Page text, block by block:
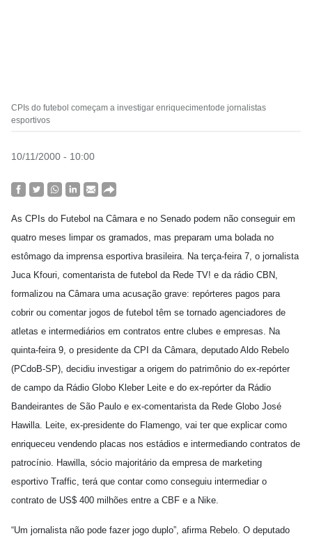
CPIs do futebol começam a investigar enriquecimentode jornalistas
esportivos
10/11/2000 - 10:00
As CPIs do Futebol na Câmara e no Senado podem não conseguir em
quatro meses limpar os gramados, mas preparam uma bolada no
estômago da imprensa esportiva brasileira. Na terça-feira 7, o jornalista
Juca Kfouri, comentarista de futebol da Rede TV! e da rádio CBN,
formalizou na Câmara uma acusação grave: repórteres pagos para
cobrir ou comentar jogos de futebol têm se tornado agenciadores de
atletas e intermediários em contratos entre clubes e empresas. Na
quinta-feira 9, o presidente da CPI da Câmara, deputado Aldo Rebelo
(PCdoB-SP), decidiu investigar a origem do patrimônio do ex-repórter
de campo da Rádio Globo Kleber Leite e do ex-repórter da Rádio
Bandeirantes de São Paulo e ex-comentarista da Rede Globo José
Hawilla. Leite, ex-presidente do Flamengo, vai ter que explicar como
enriqueceu vendendo placas nos estádios e intermediando contratos de
patrocínio. Hawilla, sócio majoritário da empresa de marketing
esportivo Traffic, terá que contar como conseguiu intermediar o
contrato de US$ 400 milhões entre a CBF e a Nike.
“Um jornalista não pode fazer jogo duplo”, afirma Rebelo. O deputado